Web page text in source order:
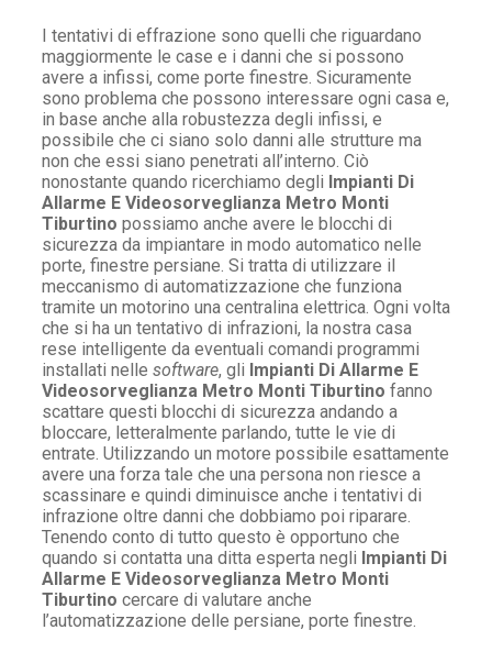
I tentativi di effrazione sono quelli che riguardano
maggiormente le case e i danni che si possono
avere a infissi, come porte finestre. Sicuramente
sono problema che possono interessare ogni casa e,
in base anche alla robustezza degli infissi, e
possibile che ci siano solo danni alle strutture ma
non che essi siano penetrati all’interno. Ciò
nonostante quando ricerchiamo degli Impianti Di
Allarme E Videosorveglianza Metro Monti
Tiburtino possiamo anche avere le blocchi di
sicurezza da impiantare in modo automatico nelle
porte, finestre persiane. Si tratta di utilizzare il
meccanismo di automatizzazione che funziona
tramite un motorino una centralina elettrica. Ogni volta
che si ha un tentativo di infrazioni, la nostra casa
rese intelligente da eventuali comandi programmi
installati nelle software, gli Impianti Di Allarme E
Videosorveglianza Metro Monti Tiburtino fanno
scattare questi blocchi di sicurezza andando a
bloccare, letteralmente parlando, tutte le vie di
entrate. Utilizzando un motore possibile esattamente
avere una forza tale che una persona non riesce a
scassinare e quindi diminuisce anche i tentativi di
infrazione oltre danni che dobbiamo poi riparare.
Tenendo conto di tutto questo è opportuno che
quando si contatta una ditta esperta negli Impianti Di
Allarme E Videosorveglianza Metro Monti
Tiburtino cercare di valutare anche
l’automatizzazione delle persiane, porte finestre.